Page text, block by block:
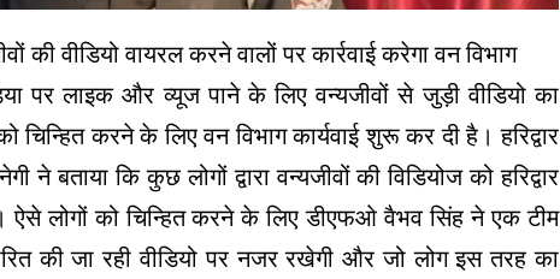
की वीडियो वायरल करने वालों पर कार्रवाई करेगा वन विभाग
पर लाइक और व्यूज पाने के लिए वन्यजीवों से जुड़ी वीडियो का
चिन्हित करने के लिए वन विभाग कार्यवाई शुरू कर दी है। हरिद्वार
बताया कि कुछ लोगों द्वारा वन्यजीवों की विडियोज को हरिद्वार
ऐसे लोगों को चिन्हित करने के लिए डीएफओ वैभव सिंह ने एक टीम
की जा रही वीडियो पर नजर रखेगी और जो लोग इस तरह का